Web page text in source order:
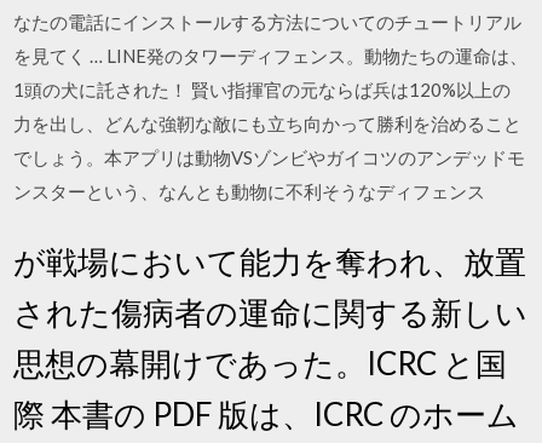
なたの電話にインストールする方法についてのチュートリアル
を見てく … LINE発のタワーディフェンス。動物たちの運命は、
1頭の犬に託された！ 賢い指揮官の元ならば兵は120%以上の
力を出し、どんな強靭な敵にも立ち向かって勝利を治めること
でしょう。本アプリは動物VSゾンビやガイコツのアンデッドモ
ンスターという、なんとも動物に不利そうなディフェンス
が戦場において能力を奪われ、放置
された傷病者の運命に関する新しい
思想の幕開けであった。ICRC と国
際 本書の PDF 版は、ICRC のホーム